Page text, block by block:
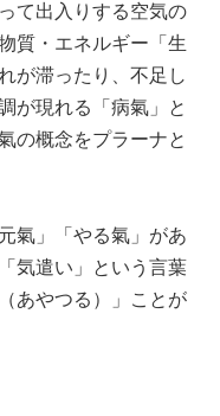
て出入りする空気の
質・エネルギー「生
が滞ったり、不足し
が現れる「病氣」と
の概念をプラーナと
氣」「やる氣」があ
気遣い」という言葉
あやつる）」ことが